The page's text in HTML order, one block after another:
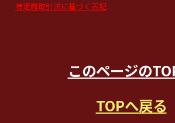
特定商取引法に基づく表記
このページの
TOPへ戻る